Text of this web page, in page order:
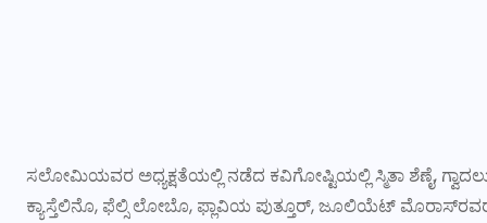
ಸಲೋಮಿಯವರ ಅಧ್ಯಕ್ಷತೆಯಲ್ಲಿ ನಡೆದ ಕವಿಗೋಷ್ಟಿಯಲ್ಲಿ ಸ್ಮಿತಾ ಶೆಣೈ,
ಕ್ಯಾಸ್ತೆಲಿನೊ, ಫೆಲ್ಸಿ ಲೋಬೊ, ಫ್ಲಾವಿಯ ಪುತ್ತೂರ್‌, ಜೂಲಿಯೆಟ್‌